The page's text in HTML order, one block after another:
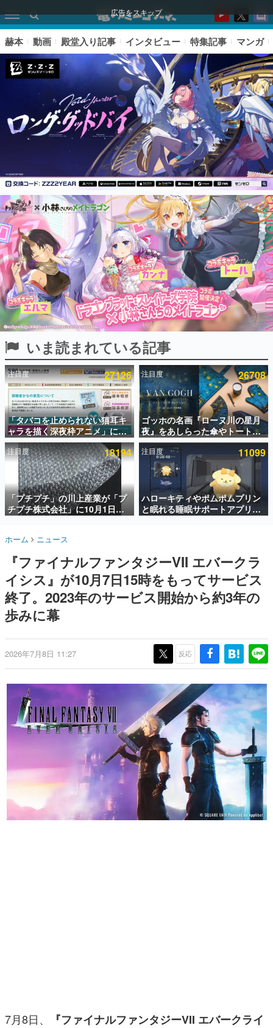
広告をスキップ
ピックアップ
電ファミのいま読まれている記事ランキング
アプリセール情報
インタビュー
連載・特集一覧
殿堂入り記事
SNS拡散数が数千以上！ ページビュー数万以上！ などな
ど。多くの人々に読まれた、電ファミ渾身の“殿堂入り”記
事をまとめました。
ゲームの企画書
名作ゲームクリエイターの方々に製作時のエピソードをお
聞きし、ヒットする企画（ゲーム）とは何か？を探ってい
きます。
赫本
この物語を解いてはいけない。『赫本』は、〈試験問題〉
の形をした短編ホラー小説集です。
新世代に訊く
これからのデジタルゲーム市場を担う若きクリエイター達
の姿を追い、彼らのルーツと情熱を探っていきます。
ゲームに多大な影響を受けた作家さんに取材し、ゲームが
日本のコンテンツ産業やカルチャーに与えた影響を探る企
画です。
日本モバイルゲーム産業史
日本のモバイルゲーム史における主要なトピック・タイト
ルを網羅するほか、開発者へのインタビューや識者による
『うつヌケ』『ペンと箸』等で知られるマンガ家・田中圭
一先生によるゲーム業界レポートマンガです。
なんでゲームは面白い？
ゲーム開発者・hamatsu氏がゲームの魅力を画面や操作の
具体的な形から解き明かしていく、硬派で骨太な評論連載
です。
ゲームが変えた日本語
「経験値」「裏技」「ラスボス」… ゲームにまつわる言葉
の起源や用法の変遷を、コンピューター文化史研究家・タ
イニーP氏が徹底調査。
カテゴリ
赫本 動画 殿堂入り記事 インタビュー 特集記事 マンガ
いま読まれている記事
注目度 27126
「タバコを止められない猫耳キ
ャラを描く深夜枠アニメ」に視
聴者の一部から批判意見。違法
薬物の使用と思わしき描写も含
めて、BPOが議論を交わす
注目度 26708
ゴッホの名画『ローヌ川の星月
夜』をあしらった傘やトートバ
ッグなどが登場。8月7日21時よ
り2日間限定で予約販売
注目度 18194
「プチプチ」の川上産業が「プ
チプチ株式会社」に10月1日よ
り社名変更へ。創業58年で初め
なじみの緩衝材が会社の名前に
注目度 11099
ハローキティやポムポムプリン
と眠れる睡眠サポートアプリ
『ゆめたび』が配信中。キャラ
ホーム ニュース
『ファイナルファンタジーVII エバークラ
イシス』が10月7日15時をもってサービス
終了。2023年のサービス開始から約3年の
歩みに幕
2026年7月8日 11:27 反応
7月8日、
『ファイナルファンタジーVII エバークライ